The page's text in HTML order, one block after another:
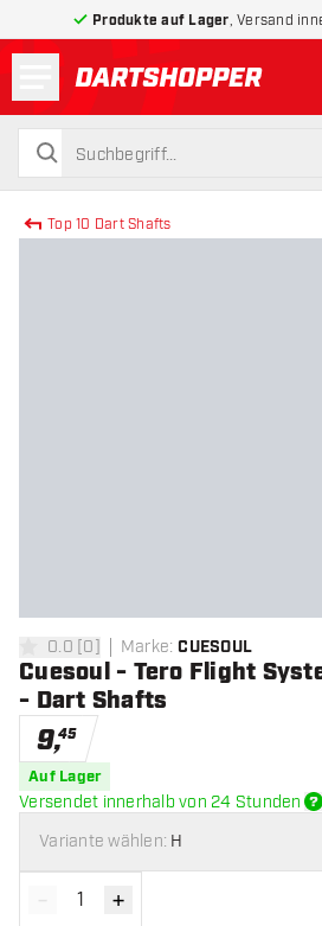
Produkte auf Lager , Versand
zurück zur
suchen
suchen
Top 10 Dart Shafts
0 Bewertungssterne
0.0 [0] Marke: CUESOUL
Cuesoul - Tero Flight
- Dart Shafts
9,45
Auf Lager
Versendet innerhalb von 24 Stunden
Variante wählen: H
Menge verringern
- Menge erhöhen
+